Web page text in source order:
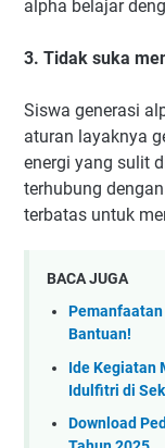
alpha belajar
3. Tidak suka
Siswa generasi
aturan layaknya
energi yang sulit
terhubung
terbatas untuk
BACA JUGA
Pemanfaatan
Bantuan!
Ide Kegiatan
Idulfitri di
Download